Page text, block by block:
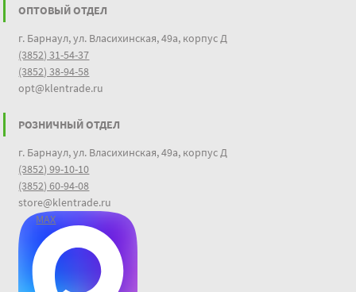
ОПТОВЫЙ ОТДЕЛ
г. Барнаул, ул. Власихинская, 49а, корпус Д
(3852) 31-54-37
(3852) 38-94-58
opt@klentrade.ru
РОЗНИЧНЫЙ ОТДЕЛ
г. Барнаул, ул. Власихинская, 49а, корпус Д
(3852) 99-10-10
(3852) 60-94-08
store@klentrade.ru
MAX